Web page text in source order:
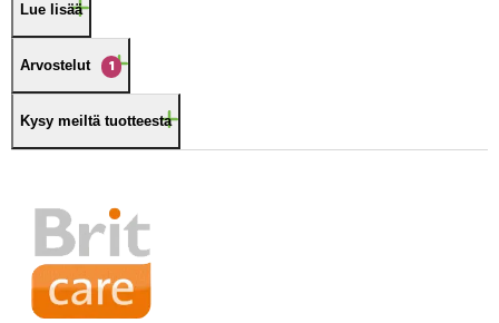
Lue lisää
Arvostelut 1
Kysy meiltä tuotteesta